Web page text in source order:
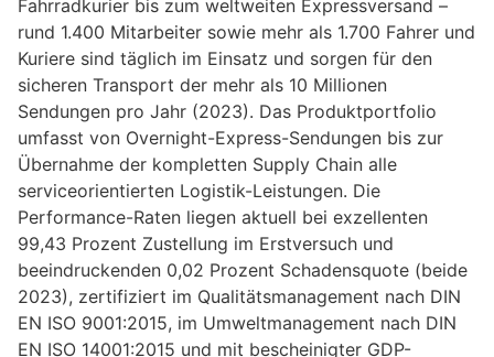
Fahrradkurier bis zum weltweiten Expressversand –
rund 1.400 Mitarbeiter sowie mehr als 1.700 Fahrer und
Kuriere sind täglich im Einsatz und sorgen für den
sicheren Transport der mehr als 10 Millionen
Sendungen pro Jahr (2023). Das Produktportfolio
umfasst von Overnight-Express-Sendungen bis zur
Übernahme der kompletten Supply Chain alle
serviceorientierten Logistik-Leistungen. Die
Performance-Raten liegen aktuell bei exzellenten
99,43 Prozent Zustellung im Erstversuch und
beeindruckenden 0,02 Prozent Schadensquote (beide
2023), zertifiziert im Qualitätsmanagement nach DIN
EN ISO 9001:2015, im Umweltmanagement nach DIN
EN ISO 14001:2015 und mit bescheinigter GDP-